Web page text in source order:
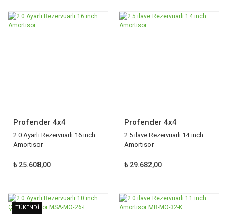
TÜKENDİ
Profender 4x4
2.0 Ayarlı Rezervuarlı 16 inch
Amortisör
₺ 25.608,00
TÜKENDİ
Profender 4x4
2.5 ilave Rezervuarlı 14 inch
Amortisör
₺ 29.682,00
TÜKENDİ TÜKENDİ